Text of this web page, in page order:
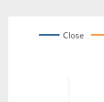
Close